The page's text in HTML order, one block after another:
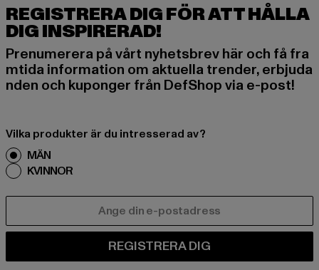
REGISTRERA DIG FÖR ATT HÅLLA
DIG INSPIRERAD!
Prenumerera på vårt nyhetsbrev här och få fra
mtida information om aktuella trender, erbjuda
nden och kuponger från DefShop via e-post!
Vilka produkter är du intresserad av?
MÄN
KVINNOR
REGISTRERA DIG